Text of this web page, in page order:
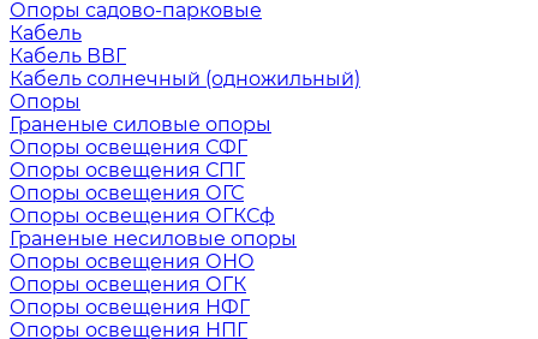
Опоры садово-парковые
Кабель
Кабель ВВГ
Кабель солнечный (одножильный)
Опоры
Граненые силовые опоры
Опоры освещения СФГ
Опоры освещения СПГ
Опоры освещения ОГС
Опоры освещения ОГКСф
Граненые несиловые опоры
Опоры освещения ОНО
Опоры освещения ОГК
Опоры освещения НФГ
Опоры освещения НПГ